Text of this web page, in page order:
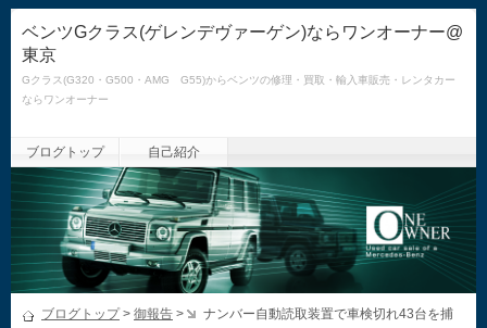
ベンツGクラス(ゲレンデヴァーゲン)ならワンオーナー@
東京
Gクラス(G320・G500・AMG G55)からベンツの修理・買取・輸入車販売・レンタカー
ならワンオーナー
ブログトップ 自己紹介
ブログトップ> 御報告 >
ナンバー自動読取装置で車検切れ43台を捕